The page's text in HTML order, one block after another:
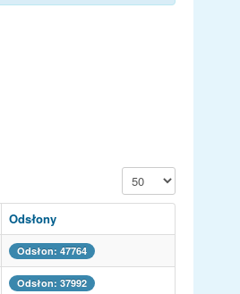
Pokaż #
Odsłony
Odsłon: 47764
Odsłon: 37992